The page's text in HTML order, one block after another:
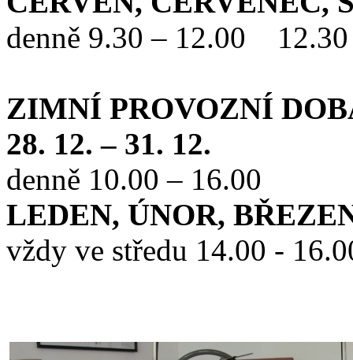
denně 9.30 – 12.00 12.30
ZIMNÍ PROVOZNÍ
28. 12. – 31. 12.
denně 10.00 – 16.00
LEDEN, ÚNOR,
vždy ve středu 14.00 -